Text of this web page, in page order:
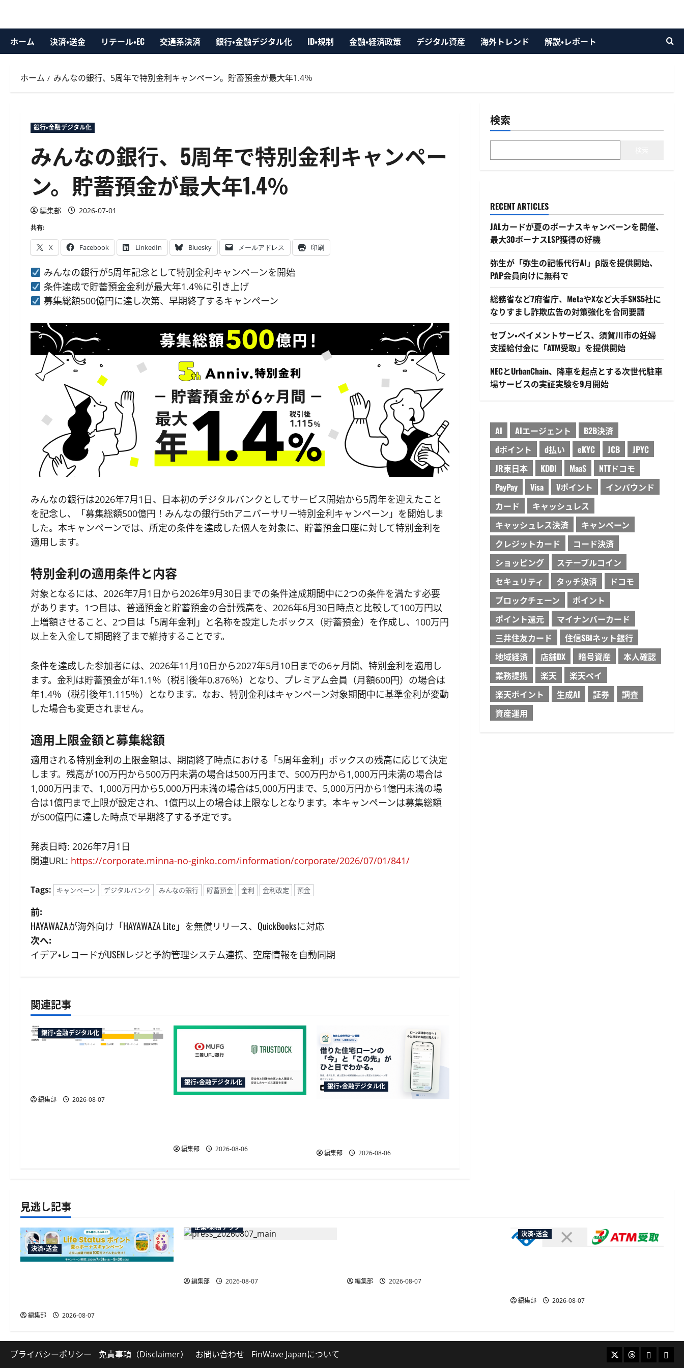
ホーム 決済・送金 リテール・EC 交通系決済 銀行・金融デジタル化 ID・規制 金融・経済政策 デジタル資産 海外トレンド 解説・レポート
ホーム みんなの銀行、5周年で特別金利キャンペーン。貯蓄預金が最大年1.4％
銀行・金融デジタル化
みんなの銀行、5周年で特別金利キャンペー
ン。貯蓄預金が最大年1.4％
編集部 2026-07-01
共有:
X Facebook LinkedIn Bluesky メールアドレス 印刷
みんなの銀行が5周年記念として特別金利キャンペーンを開始
条件達成で貯蓄預金金利が最大年1.4％に引き上げ
募集総額500億円に達し次第、早期終了するキャンペーン
みんなの銀行は2026年7月1日、日本初のデジタルバンクとしてサービス開始から5周年を迎えたこと
を記念し、「募集総額500億円！みんなの銀行5thアニバーサリー特別金利キャンペーン」を開始しま
した。本キャンペーンでは、所定の条件を達成した個人を対象に、貯蓄預金口座に対して特別金利を
適用します。
特別金利の適用条件と内容
対象となるには、2026年7月1日から2026年9月30日までの条件達成期間中に2つの条件を満たす必要
があります。1つ目は、普通預金と貯蓄預金の合計残高を、2026年6月30日時点と比較して100万円以
上増額させること、2つ目は「5周年金利」と名称を設定したボックス（貯蓄預金）を作成し、100万円
以上を入金して期間終了まで維持することです。
条件を達成した参加者には、2026年11月10日から2027年5月10日までの6ヶ月間、特別金利を適用し
ます。金利は貯蓄預金が年1.1％（税引後年0.876％）となり、プレミアム会員（月額600円）の場合は
年1.4％（税引後年1.115％）となります。なお、特別金利はキャンペーン対象期間中に基準金利が変動
した場合も変更されません。
適用上限金額と募集総額
適用される特別金利の上限金額は、期間終了時点における「5周年金利」ボックスの残高に応じて決定
します。残高が100万円から500万円未満の場合は500万円まで、500万円から1,000万円未満の場合は
1,000万円まで、1,000万円から5,000万円未満の場合は5,000万円まで、5,000万円から1億円未満の場
合は1億円まで上限が設定され、1億円以上の場合は上限なしとなります。本キャンペーンは募集総額
が500億円に達した時点で早期終了する予定です。
発表日時: 2026年7月1日
関連URL: https://corporate.minna-no-ginko.com/information/corporate/2026/07/01/841/
Tags: キャンペーン デジタルバンク みんなの銀行 貯蓄預金 金利 金利改定 預金
投
稿
ナ
ゲ
ー
シ
前:
HAYAWAZAが海外向け「HAYAWAZA Lite」を無償リリース、QuickBooksに対応
次へ:
イデア・レコードがUSENレジと予約管理システム連携、空席情報を自動同期
関連記事
銀行・金融デジタル化
編集部 2026-08-07
銀行・金融デジタル化
編集部 2026-08-06
銀行・金融デジタル化
編集部 2026-08-06
検索
RECENT ARTICLES
JALカードが夏のボーナスキャンペーンを開催、
最大30ボーナスLSP獲得の好機
弥生が「弥生の記帳代行AI」β版を提供開始、
PAP会員向けに無料で
総務省など7府省庁、MetaやXなど大手SNS5社に
なりすまし詐欺広告の対策強化を合同要請
セブン・ペイメントサービス、須賀川市の妊婦
支援給付金に「ATM受取」を提供開始
NECとUrbanChain、降車を起点とする次世代駐車
場サービスの実証実験を9月開始
AI AIエージェント
B2B決済
dポイント
d払い eKYC JCB
JPYC
JR東日本
KDDI MaaS
NTTドコモ
PayPay
Visa Vポイント
インバウンド
カード
キャッシュレス
キャッシュレス決済
キャンペーン
クレジットカード
コード決済
ショッピング
ステーブルコイン
セキュリティ
タッチ決済
ドコモ
ブロックチェーン
ポイント
ポイント還元
マイナンバーカード
三井住友カード
住信SBIネット銀行
地域経済
店舗DX 暗号資産
本人確認
業務提携
楽天
楽天ペイ
楽天ポイント
生成AI 証券
調査
資産運用
見逃し記事
決済・送金
編集部 2026-08-07
企業・財務テック
編集部 2026-08-07 編集部 2026-08-07
決済・送金
編集部 2026-08-07
プライバシーポリシー 免責事項（Disclaimer） お問い合わせ FinWave Japanについて X ThreadsBluesky